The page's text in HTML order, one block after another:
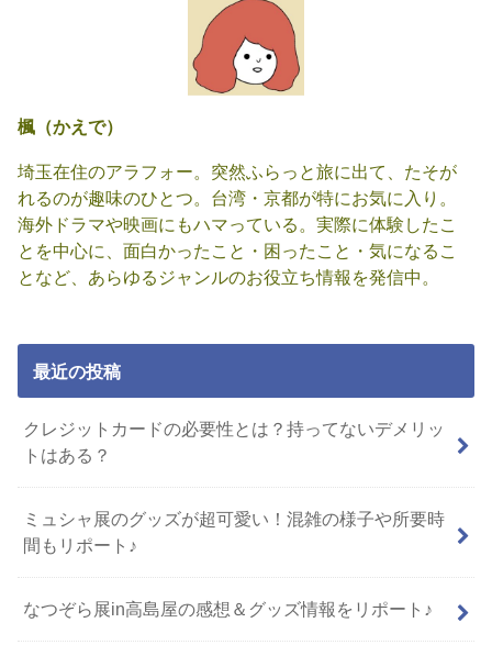
楓（かえで）
埼玉在住のアラフォー。突然ふらっと旅に出て、たそが
れるのが趣味のひとつ。台湾・京都が特にお気に入り。
海外ドラマや映画にもハマっている。実際に体験したこ
とを中心に、面白かったこと・困ったこと・気になるこ
となど、あらゆるジャンルのお役立ち情報を発信中。
最近の投稿
クレジットカードの必要性とは？持ってないデメリッ
トはある？
ミュシャ展のグッズが超可愛い！混雑の様子や所要時
間もリポート♪
なつぞら展in高島屋の感想＆グッズ情報をリポート♪